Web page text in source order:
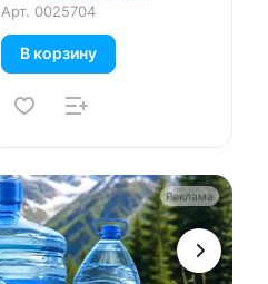
Реклама
Арт. 0025704
В корзину